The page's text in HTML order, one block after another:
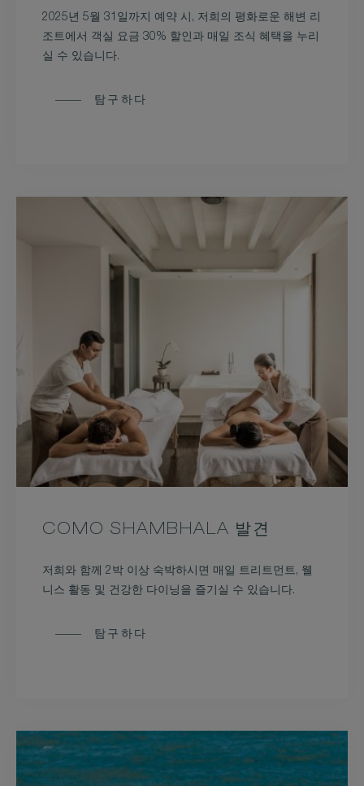
2025년 5월 31일까지 예약 시, 저희의 평화로운 해변 리
조트에서 객실 요금 30% 할인과 매일 조식 혜택을 누리
실 수 있습니다.
탐구하다
COMO SHAMBHALA 발견
저희와 함께 2박 이상 숙박하시면 매일 트리트먼트, 웰
니스 활동 및 건강한 다이닝을 즐기실 수 있습니다.
탐구하다